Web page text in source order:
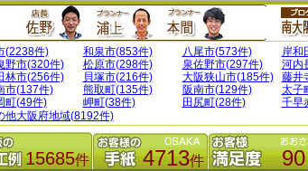
(2238件) 和泉市(853件) 八尾市(573件)
岸和
野市(320件)
松原市(298件) 泉佐野市(297件)
河内
林市(256件)
貝塚市(216件) 大阪狭山市(185件)
藤井
市(137件)
熊取町(135件) 阪南市(129件)
太子
町(49件)
岬町(38件) 田尻町(28件)
千早
他大阪府地域(8192件)
15685件 4713件 90